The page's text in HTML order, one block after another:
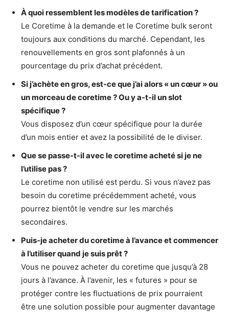
À quoi ressemblent les modèles de tarification ?
Le Coretime à la demande et le Coretime bulk seront
toujours aux conditions du marché. Cependant, les
renouvellements en gros sont plafonnés à un
pourcentage du prix d’achat précédent.
Si j’achète en gros, est-ce que j’ai alors « un cœur » ou
un morceau de coretime ? Ou y a-t-il un slot
spécifique ?
Vous disposez d’un cœur spécifique pour la durée
d’un mois entier et avez la possibilité de le diviser.
Que se passe-t-il avec le coretime acheté si je ne
l’utilise pas ?
Le coretime non utilisé est perdu. Si vous n’avez pas
besoin du coretime précédemment acheté, vous
pourrez bientôt le vendre sur les marchés
secondaires.
Puis-je acheter du coretime à l’avance et commencer
à l’utiliser quand je suis prêt ?
Vous ne pouvez acheter du coretime que jusqu’à 28
jours à l’avance. À l’avenir, les « futures » pour se
protéger contre les fluctuations de prix pourraient
être une solution possible pour augmenter davantage